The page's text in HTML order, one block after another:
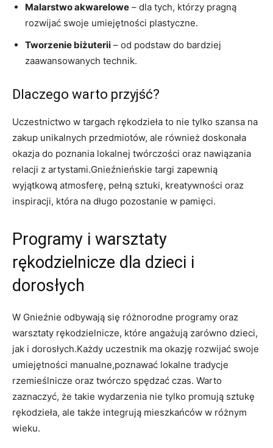
Malarstwo ‌akwarelowe – dla‍ tych, którzy ‍pragną⁢
rozwijać swoje umiejętności ​plastyczne.
Tworzenie biżuterii – od podstaw do bardziej
‍zaawansowanych technik.
Dlaczego ​warto przyjść?
Uczestnictwo⁢ w targach rękodzieła⁢ to nie tylko szansa‍ na
zakup unikalnych ‌przedmiotów, ale ⁤również doskonała
okazja do poznania ⁢lokalnej twórczości oraz nawiązania
relacji⁣ z artystami.Gnieźnieńskie‍ targi zapewnią
wyjątkową atmosferę, pełną sztuki,⁣ kreatywności ⁣oraz⁤
inspiracji, która na długo pozostanie ⁣w ⁤pamięci.
Programy ⁤i warsztaty⁤
rękodzielnicze dla dzieci i
dorosłych
W Gnieźnie odbywają się różnorodne programy oraz
warsztaty⁤ rękodzielnicze, ⁤które angażują‍ zarówno dzieci,
‌jak i dorosłych.Każdy ⁣uczestnik ma okazję ‍rozwijać swoje​
umiejętności manualne,poznawać lokalne ‌tradycje
rzemieślnicze oraz twórczo spędzać czas. Warto
⁤zaznaczyć, że takie wydarzenia‍ nie tylko promują sztukę
rękodzieła, ale także ‍integrują mieszkańców w różnym
wieku.